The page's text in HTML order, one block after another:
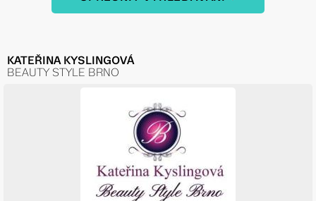
KATEŘINA KYSLINGOVÁ
BEAUTY STYLE BRNO